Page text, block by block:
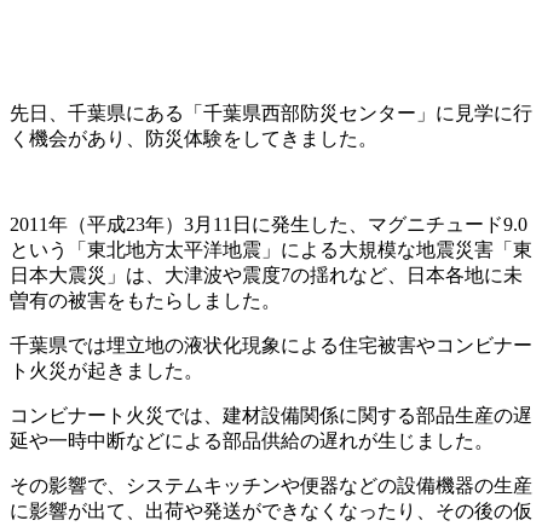
先日、千葉県にある「千葉県西部防災センター」に見学に行
く機会があり、防災体験をしてきました。
2011年（平成23年）3月11日に発生した、マグニチュード9.0
という「東北地方太平洋地震」による大規模な地震災害「東
日本大震災」は、大津波や震度7の揺れなど、日本各地に未
曽有の被害をもたらしました。
千葉県では埋立地の液状化現象による住宅被害やコンビナー
ト火災が起きました。
コンビナート火災では、建材設備関係に関する部品生産の遅
延や一時中断などによる部品供給の遅れが生じました。
その影響で、システムキッチンや便器などの設備機器の生産
に影響が出て、出荷や発送ができなくなったり、その後の仮